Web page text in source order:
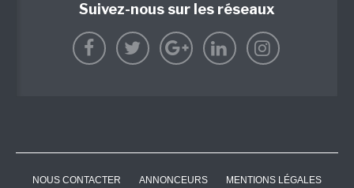
Suivez-nous sur les réseaux
NOUS CONTACTER ANNONCEURS
MENTIONS LÉGALES